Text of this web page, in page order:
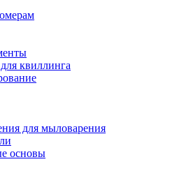
квиллинга
для мыловарения
основы